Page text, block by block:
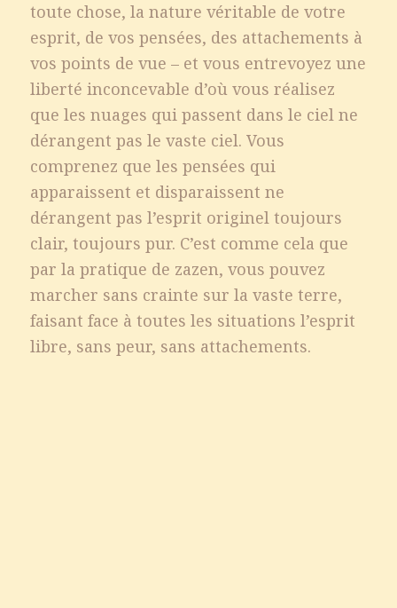
toute chose, la nature véritable de votre
esprit, de vos pensées, des attachements à
vos points de vue – et vous entrevoyez une
liberté inconcevable d’où vous réalisez
que les nuages qui passent dans le ciel ne
dérangent pas le vaste ciel. Vous
comprenez que les pensées qui
apparaissent et disparaissent ne
dérangent pas l’esprit originel toujours
clair, toujours pur. C’est comme cela que
par la pratique de zazen, vous pouvez
marcher sans crainte sur la vaste terre,
faisant face à toutes les situations l’esprit
libre, sans peur, sans attachements.